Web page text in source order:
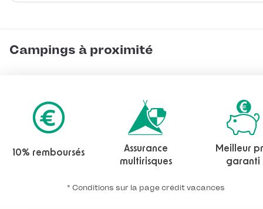
Campings à proximité
10% remboursés
Assurance
multirisques
Meilleur
garanti
* Conditions sur la page crédit vacances